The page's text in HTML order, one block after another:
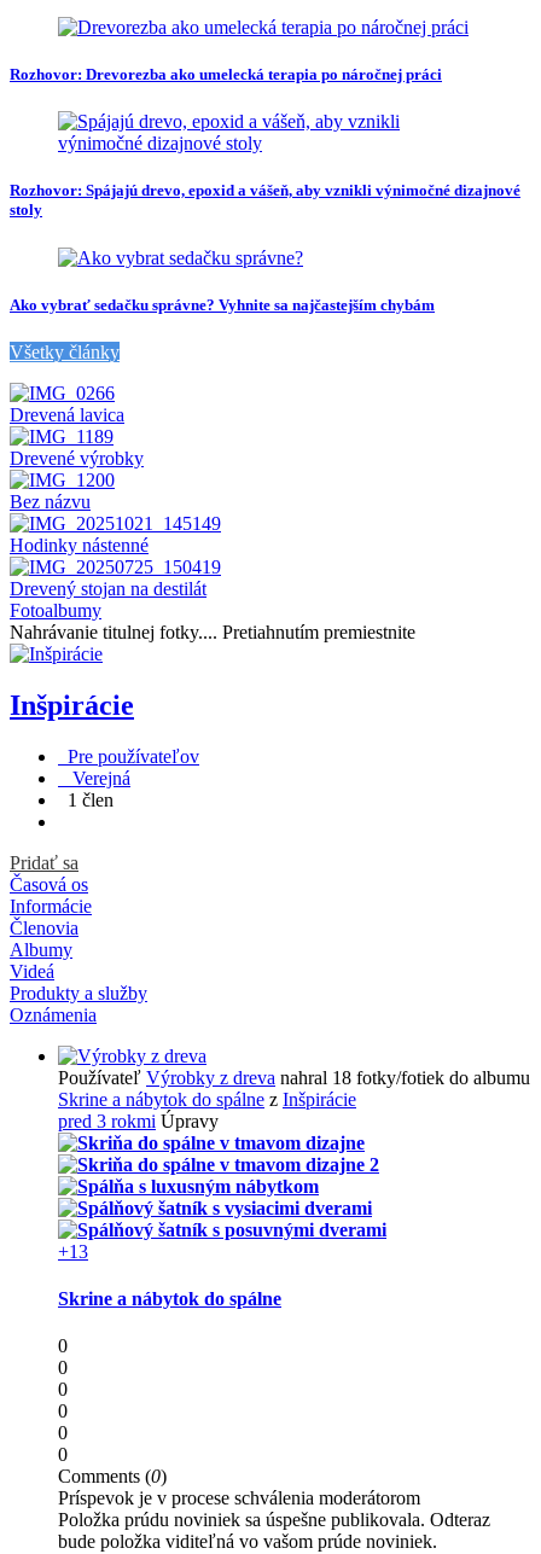
Rozhovor: Drevorezba ako umelecká terapia po náročnej práci
Rozhovor: Spájajú drevo, epoxid a vášeň, aby vznikli výnimočné dizajnové
stoly
Ako vybrať sedačku správne? Vyhnite sa najčastejším chybám
Všetky články
Drevená lavica
Drevené výrobky
Bez názvu
Hodinky nástenné
Drevený stojan na destilát
Fotoalbumy
Nahrávanie titulnej fotky.... Pretiahnutím premiestnite
Inšpirácie
Pre používateľov
Verejná
1 člen
Pridať sa
Časová os
Informácie
Členovia
Albumy
Videá
Produkty a služby
Oznámenia
Používateľ Výrobky z dreva nahral 18 fotky/fotiek do albumu
Skrine a nábytok do spálne z Inšpirácie
pred 3 rokmi Úpravy
+13
Skrine a nábytok do spálne
0
0
0
0
0
0
Comments (0)
Príspevok je v procese schválenia moderátorom
Položka prúdu noviniek sa úspešne publikovala. Odteraz
bude položka viditeľná vo vašom prúde noviniek.